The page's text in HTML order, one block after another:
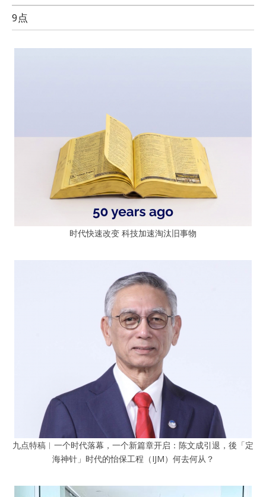
9点
时代快速改变 科技加速淘汰旧事物
九点特稿︱一个时代落幕，一个新篇章开启：陈文成引退，後「定
海神针」时代的怡保工程（IJM）何去何从？